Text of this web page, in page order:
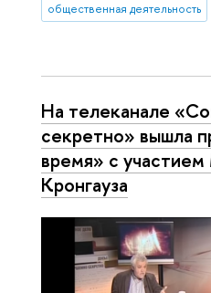
общественная деятельность
На телеканале
секретно» вышла
время» с
Кронгауза